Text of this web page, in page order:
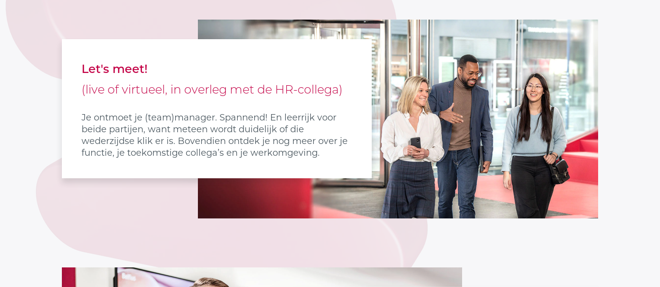
Let's meet!
(live of virtueel, in overleg met de HR-collega)
Je ontmoet je (team)manager. Spannend! En leerrijk voor
beide partijen, want meteen wordt duidelijk of die
wederzijdse klik er is. Bovendien ontdek je nog meer over je
functie, je toekomstige collega’s en je werkomgeving.